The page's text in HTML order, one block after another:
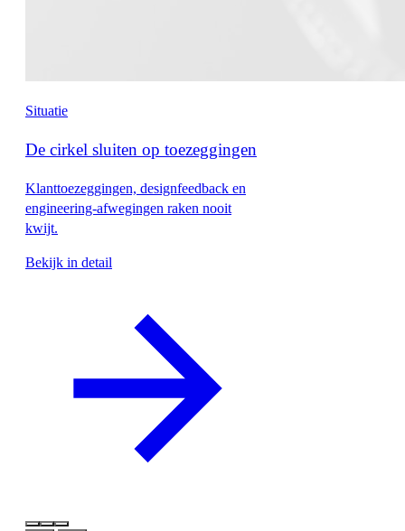
Situatie
De cirkel sluiten op toezeggingen
Klanttoezeggingen, designfeedback en
engineering-afwegingen raken nooit
kwijt.
Bekijk in detail